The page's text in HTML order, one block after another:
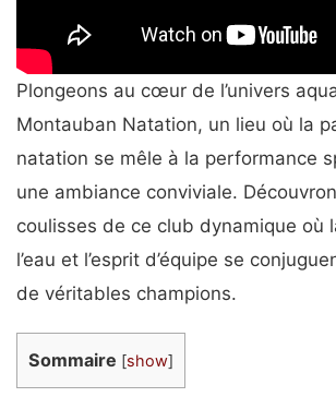
Plongeons au cœur de l’univers
Montauban Natation, un lieu où la
natation se mêle à la performance
une ambiance conviviale.
coulisses de ce club dynamique où
l’eau et l’esprit d’équipe se
de véritables champions.
Sommaire [show]